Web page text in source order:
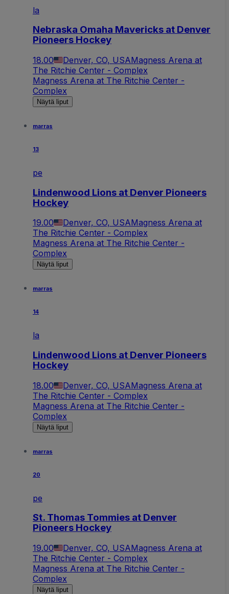
la
Nebraska Omaha Mavericks at Denver
Pioneers Hockey
18.00 Denver, CO, USAMagness Arena at
The Ritchie Center - Complex
Magness Arena at The Ritchie Center -
Complex
Näytä liput
marras
13
pe
Lindenwood Lions at Denver Pioneers
Hockey
19.00 Denver, CO, USAMagness Arena at
The Ritchie Center - Complex
Magness Arena at The Ritchie Center -
Complex
Näytä liput
marras
14
la
Lindenwood Lions at Denver Pioneers
Hockey
18.00 Denver, CO, USAMagness Arena at
The Ritchie Center - Complex
Magness Arena at The Ritchie Center -
Complex
Näytä liput
marras
20
pe
St. Thomas Tommies at Denver
Pioneers Hockey
19.00 Denver, CO, USAMagness Arena at
The Ritchie Center - Complex
Magness Arena at The Ritchie Center -
Complex
Näytä liput